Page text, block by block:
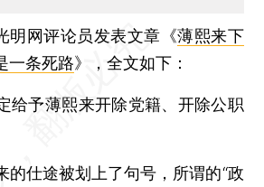
网评论员发表文章《薄熙来下
一条死路》，全文如下：
予薄熙来开除党籍、开除公职
仕途被划上了句号，所谓的“政